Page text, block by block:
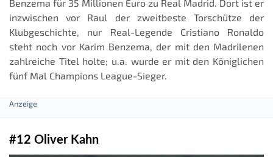
Benzema für 35 Millionen Euro zu Real Madrid. Dort ist er
inzwischen vor Raul der zweitbeste Torschütze der
Klubgeschichte, nur Real-Legende Cristiano Ronaldo
steht noch vor Karim Benzema, der mit den Madrilenen
zahlreiche Titel holte; u.a. wurde er mit den Königlichen
fünf Mal Champions League-Sieger.
#12 Oliver Kahn